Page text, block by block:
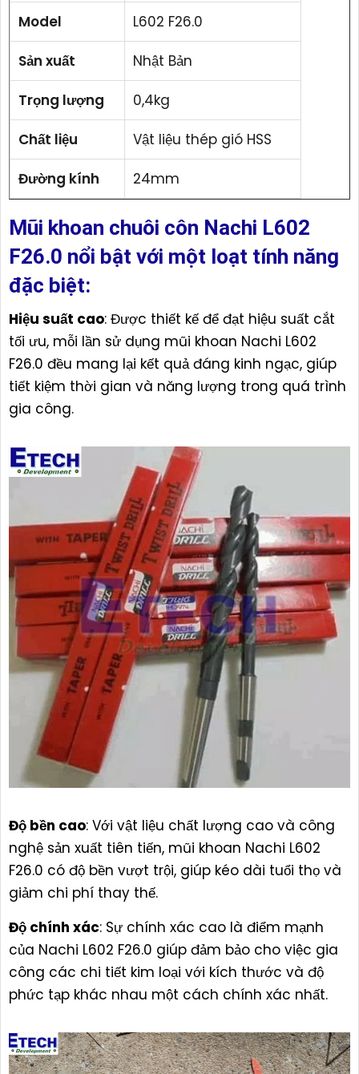
Model L602 F26.0
Sản xuất Nhật Bản
Trọng lượng 0,4kg
Chất liệu Vật liệu thép gió HSS
Đường kính 24mm
Mũi khoan chuôi côn Nachi L602
F26.0 nổi bật với một loạt tính năng
đặc biệt:
Hiệu suất cao: Được thiết kế để đạt hiệu suất cắt
tối ưu, mỗi lần sử dụng mũi khoan Nachi L602
F26.0 đều mang lại kết quả đáng kinh ngạc, giúp
tiết kiệm thời gian và năng lượng trong quá trình
gia công.
Độ bền cao: Với vật liệu chất lượng cao và công
nghệ sản xuất tiên tiến, mũi khoan Nachi L602
F26.0 có độ bền vượt trội, giúp kéo dài tuổi thọ và
giảm chi phí thay thế.
Độ chính xác: Sự chính xác cao là điểm mạnh
của Nachi L602 F26.0 giúp đảm bảo cho việc gia
công các chi tiết kim loại với kích thước và độ
phức tạp khác nhau một cách chính xác nhất.